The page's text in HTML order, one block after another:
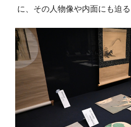
に、その人物像や内面にも迫る